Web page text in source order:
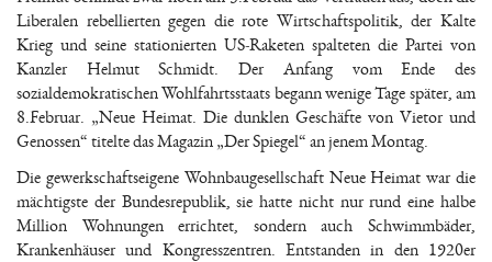
Liberalen rebellierten gegen die rote Wirtschaftspolitik, der Kalte
Krieg und seine stationierten US-Raketen spalteten die Partei von
Kanzler Helmut Schmidt. Der Anfang vom Ende des
sozialdemokratischen Wohlfahrtsstaats begann wenige Tage später, am
8.Februar. „Neue Heimat. Die dunklen Geschäfte von Vietor und
Genossen“ titelte das Magazin „Der Spiegel“ an jenem Montag.
Die gewerkschaftseigene Wohnbaugesellschaft Neue Heimat war die
mächtigste der Bundesrepublik, sie hatte nicht nur rund eine halbe
Million Wohnungen errichtet, sondern auch Schwimmbäder,
Krankenhäuser und Kongresszentren. Entstanden in den 1920er